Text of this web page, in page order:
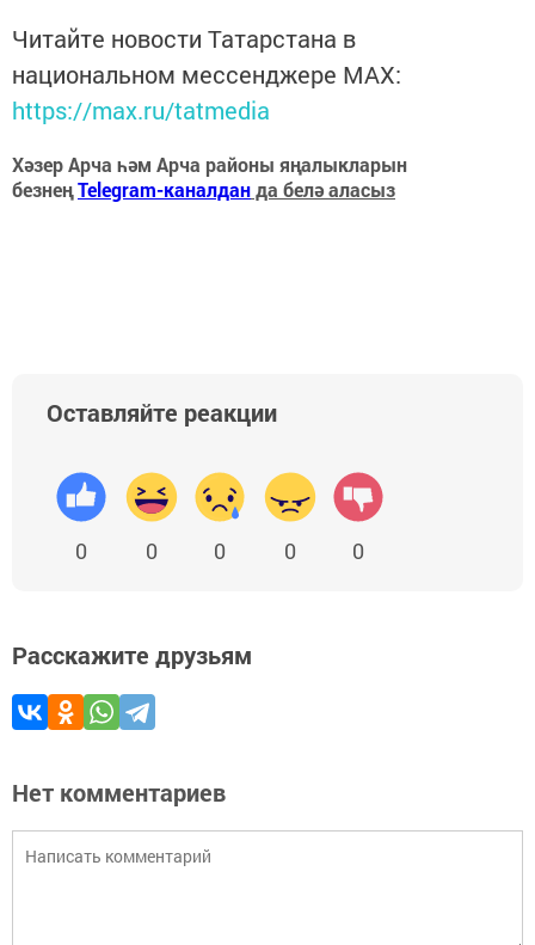
Читайте новости Татарстана в
национальном мессенджере MАХ:
https://max.ru/tatmedia
Хәзер Арча һәм Арча районы яңалыкларын
безнеңTelegram-каналданда белә аласыз
Оставляйте реакции
0 0 0 0 0
Расскажите друзьям
Нет комментариев